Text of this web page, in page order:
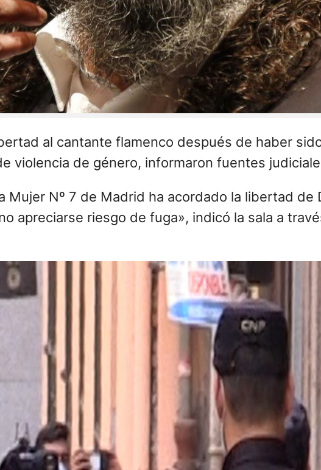
al cantante flamenco después de haber
violencia de género, informaron fuentes
Mujer Nº 7 de Madrid ha acordado la libertad de
apreciarse riesgo de fuga», indicó la sala a